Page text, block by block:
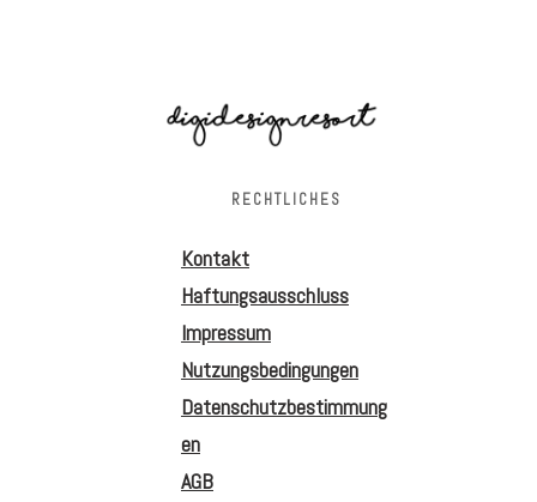
RECHTLICHES
Kontakt
Haftungsausschluss
Impressum
Nutzungsbedingungen
Datenschutzbestimmung
en
AGB